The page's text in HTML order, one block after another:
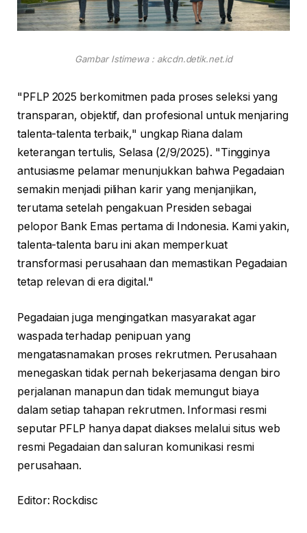
Gambar Istimewa : akcdn.detik.net.id
"PFLP 2025 berkomitmen pada proses seleksi yang
transparan, objektif, dan profesional untuk menjaring
talenta-talenta terbaik," ungkap Riana dalam
keterangan tertulis, Selasa (2/9/2025). "Tingginya
antusiasme pelamar menunjukkan bahwa Pegadaian
semakin menjadi pilihan karir yang menjanjikan,
terutama setelah pengakuan Presiden sebagai
pelopor Bank Emas pertama di Indonesia. Kami yakin,
talenta-talenta baru ini akan memperkuat
transformasi perusahaan dan memastikan Pegadaian
tetap relevan di era digital."
Pegadaian juga mengingatkan masyarakat agar
waspada terhadap penipuan yang
mengatasnamakan proses rekrutmen. Perusahaan
menegaskan tidak pernah bekerjasama dengan biro
perjalanan manapun dan tidak memungut biaya
dalam setiap tahapan rekrutmen. Informasi resmi
seputar PFLP hanya dapat diakses melalui situs web
resmi Pegadaian dan saluran komunikasi resmi
perusahaan.
Editor: Rockdisc